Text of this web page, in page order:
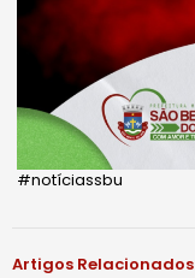
#notíciassbu
Artigos Relacionados